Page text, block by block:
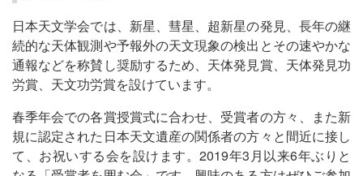
日本天文学会では、新星、彗星、超新星の発見、長年の継
続的な天体観測や予報外の天文現象の検出とその速やかな
通報などを称賛し奨励するため、天体発見賞、天体発見功
労賞、天文功労賞を設けています。
春季年会での各賞授賞式に合わせ、受賞者の方々、また新
規に認定された日本天文遺産の関係者の方々と間近に接し
て、お祝いする会を設けます。2019年3月以来6年ぶりと